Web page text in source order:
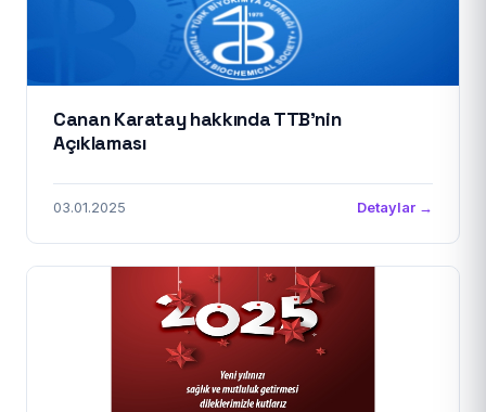
Canan Karatay hakkında TTB'nin
Açıklaması
03.01.2025 Detaylar →